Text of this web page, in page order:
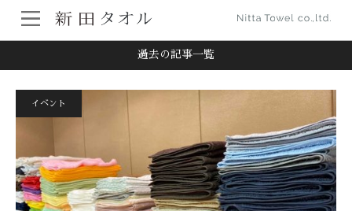
ホーム 過去の記事一覧
過去の記事一覧
イベント